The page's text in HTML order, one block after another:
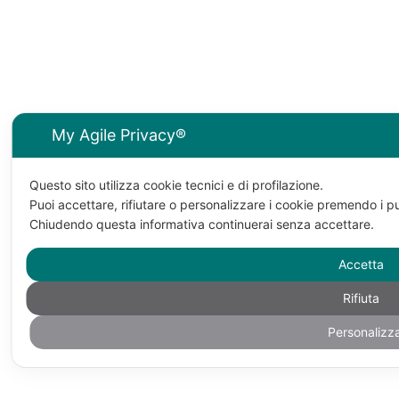
My Agile Privacy®
Questo sito utilizza cookie tecnici e di profilazione.
Puoi accettare, rifiutare o personalizzare i cookie premendo i
Chiudendo questa informativa continuerai senza accettare.
Accetta
Rifiuta